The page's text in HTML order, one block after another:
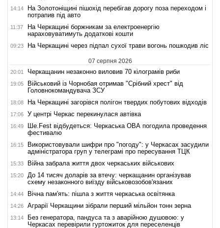
14:14
На Золотоніщині пішохід перебігав дорогу поза переходом і
потрапив під авто
11:37
На Черкащині боржникам за електроенергію
нараховуватимуть додаткові кошти
09:23 На Черкащині через підпал сухої трави вогонь пошкодив ліс
07 серпня 2026
20:01 Черкащанин незаконно виловив 70 кілограмів риби
19:05
Військовий із Чорнобая отримав "Срібний хрест" від
Головнокомандувача ЗСУ
18:08 На Черкащині загорівся полігон твердих побутових відходів
17:06 У центрі Черкас перекинулася автівка
16:49
Ше.Fest відбудеться: Черкаська ОВА погодила проведення
фестивалю
16:15
Використовували шифри про "погоду": у Черкасах засудили
адміністратора груп у телеграмі про пересування ТЦК
15:33 Війна забрала життя двох черкаських військових
15:20
До 14 тисяч доларів за втечу: черкащанин організував
схему незаконного виїзду військовозобов'язаних
14:44 Вічна пам'ять: пішла з життя черкаська освітянка
14:26 Аграрії Черкащини зібрали перший мільйон тонн зерна
13:14
Без генератора, пандуса та з аварійною душовою: у
Черкасах перевірили гуртожиток для переселенців